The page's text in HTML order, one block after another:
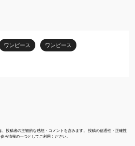
冬 試着チケット対象
ワンピース ワンピース
、投稿者の主観的な感想・コメントを含みます。 投稿の信憑性・正確性
考情報の一つとしてご利用ください。